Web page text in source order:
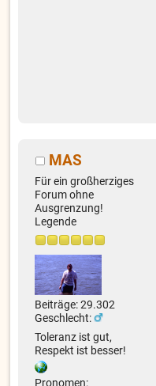
MAS
Für ein großherziges
Forum ohne
Ausgrenzung!
Legende
Beiträge: 29.302
Geschlecht:
Toleranz ist gut,
Respekt ist besser!
Pronomen: